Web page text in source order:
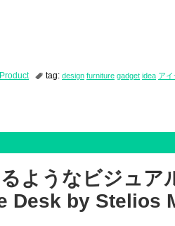
tag: design furniture gadget idea ア
ようなビジュア
Desk by Stelios